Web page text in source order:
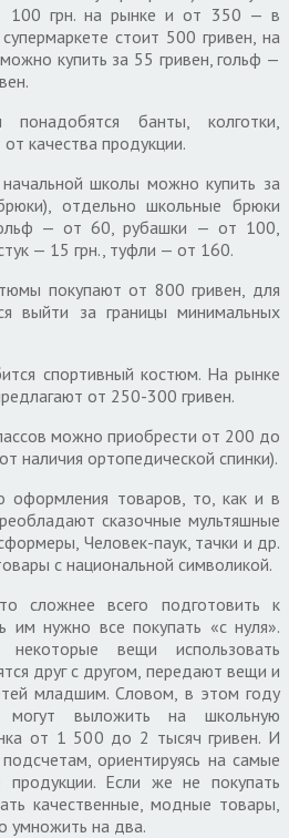
100 грн. на рынке и от 350 — в
стоит 500 гривен, на
купить за 55 гривен, гольф —
банты, колготки,
качества продукции.
школы можно купить за
отдельно школьные брюки
— от 60, рубашки — от 100,
— 15 грн., туфли — от 160.
покупают от 800 гривен, для
выйти за границы минимальных
спортивный костюм. На рынке
от 250-300 гривен.
можно приобрести от 200 до
наличия ортопедической спинки).
оформления товаров, то, как и в
сказочные мультяшные
Человек-паук, тачки и др.
с национальной символикой.
сложнее всего подготовить к
им нужно все покупать «с нуля».
вещи использовать
друг с другом, передают вещи и
младшим. Словом, в этом году
могут выложить на школьную
от 1 500 до 2 тысяч гривен. И
ориентируясь на самые
Если же не покупать
качественные, модные товары,
умножить на два.